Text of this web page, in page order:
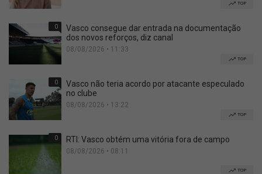
TOP
0
Vasco consegue dar entrada na documentação
dos novos reforços, diz canal
08/08/2026 • 11:33
TOP
0
Vasco não teria acordo por atacante especulado
no clube
08/08/2026 • 13:22
TOP
0 RTI: Vasco obtém uma vitória fora de campo
08/08/2026 • 08:11
TOP